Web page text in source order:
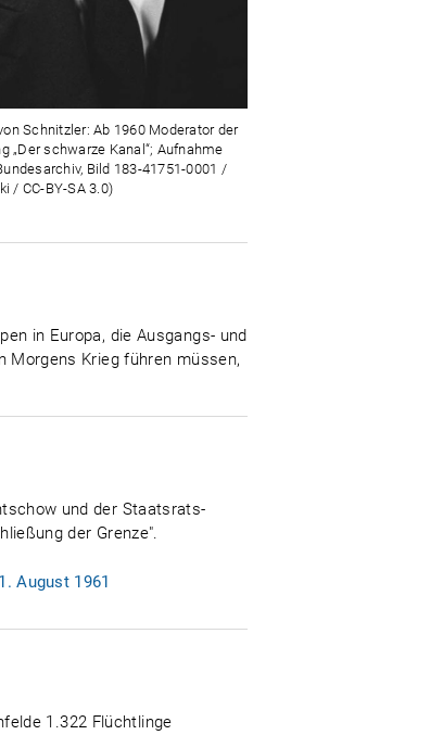
Schnitzler: Ab 1960 Moderator der
„Der schwarze Kanal“; Aufnahme
Bild 183-41751-0001 /
/ CC-BY-SA 3.0)
in Europa, die Ausgangs- und
Morgens Krieg führen müssen,
und der Staatsrats-
der Grenze".
August 1961
1.322 Flüchtlinge